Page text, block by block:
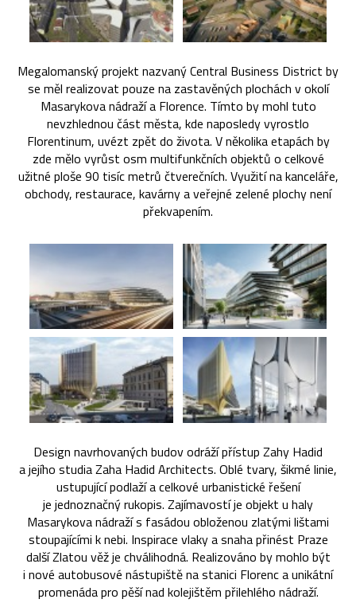
Megalomanský projekt nazvaný Central Business District by
se měl realizovat pouze na zastavěných plochách v okolí
Masarykova nádraží a Florence. Tímto by mohl tuto
nevzhlednou část města, kde naposledy vyrostlo
Florentinum, uvézt zpět do života. V několika etapách by
zde mělo vyrůst osm multifunkčních objektů o celkové
užitné ploše 90 tisíc metrů čtverečních. Využití na kanceláře,
obchody, restaurace, kavárny a veřejné zelené plochy není
překvapením.
Design navrhovaných budov odráží přístup Zahy Hadid
a jejího studia Zaha Hadid Architects. Oblé tvary, šikmé linie,
ustupující podlaží a celkové urbanistické řešení
je jednoznačný rukopis. Zajímavostí je objekt u haly
Masarykova nádraží s fasádou obloženou zlatými lištami
stoupajícími k nebi. Inspirace vlaky a snaha přinést Praze
další Zlatou věž je chválihodná. Realizováno by mohlo být
i nové autobusové nástupiště na stanici Florenc a unikátní
promenáda pro pěší nad kolejištěm přilehlého nádraží.